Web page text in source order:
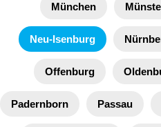
München
Neu-Isenburg
Offenburg
Padernborn Passau